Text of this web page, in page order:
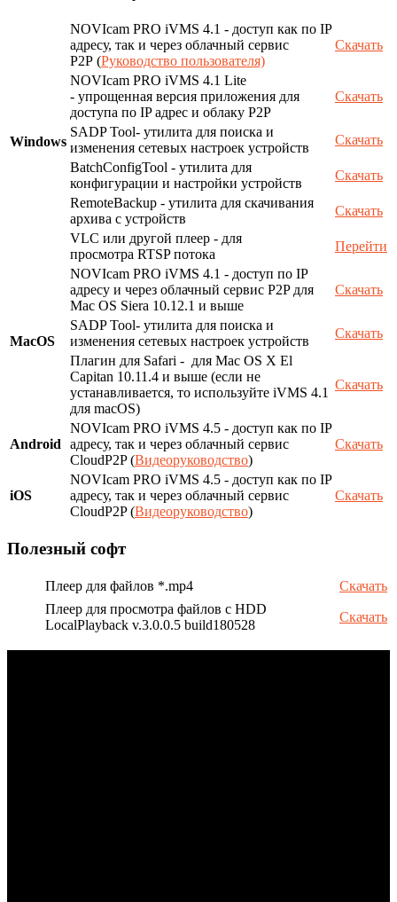
Windows
NOVIcam PRO iVMS 4.1 - доступ как по IP
адресу, так и через облачный сервис
P2P (Руководство пользователя)
Скачать
NOVIcam PRO iVMS 4.1 Lite
- упрощенная версия приложения для
доступа по IP адрес и облаку P2P
Скачать
SADP Tool- утилита для поиска и
изменения сетевых настроек устройств
Скачать
BatchConfigTool - утилита для
конфигурации и настройки устройств
Скачать
RemoteBackup - утилита для скачивания
архива с устройств
Скачать
VLC или другой плеер - для
просмотра RTSP потока
Перейти
MacOS
NOVIcam PRO iVMS 4.1 - доступ по IP
адресу и через облачный сервис P2P для
Mac OS Siera 10.12.1 и выше
Скачать
SADP Tool- утилита для поиска и
изменения сетевых настроек устройств
Скачать
Плагин для Safari - для Mac OS X El
Capitan 10.11.4 и выше (если не
устанавливается, то используйте iVMS 4.1
для macOS)
Скачать
Android
NOVIcam PRO iVMS 4.5 - доступ как по IP
адресу, так и через облачный сервис
CloudP2P (Видеоруководство)
Скачать
iOS
NOVIcam PRO iVMS 4.5 - доступ как по IP
адресу, так и через облачный сервис
CloudP2P (Видеоруководство)
Скачать
Полезный софт
Плеер для файлов *.mp4
Скачать
Плеер для просмотра файлов с HDD
LocalPlayback v.3.0.0.5 build180528
Скачать